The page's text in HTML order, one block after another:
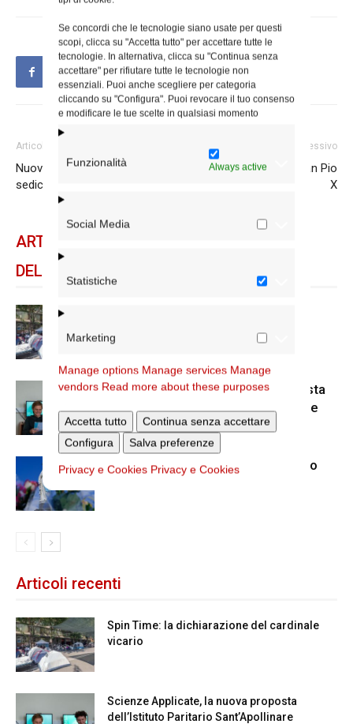
Se concordi che le tecnologie siano usate per questi
scopi, clicca su "Accetta tutto" per accettare tutte le
tecnologie. In alternativa, clicca su "Continua senza
accettare" per rifiutare tutte le tecnologie non
essenziali. Puoi anche scegliere per categoria
cliccando su "Configura". Puoi revocare il tuo consenso
e modificare le tue scelte in qualsiasi momento
Funzionalità Always active
Social Media
Statistiche
Marketing
Manage options Manage services Manage
vendors Read more about these purposes
Accetta tutto
Continua senza accettare
Configura
Salva preferenze
Privacy e Cookies Privacy e Cookies
Articolo precedente
Nuovi vicari parrocchiali in
sedici comunità
Articolo successivo
Cineforum all’aperto a San Pio
X
ARTICOLI CORRELATI
DELLO STESSO AUTORE
cardinale vicario
Scienze Applicate, la nuova proposta
dell’Istituto Paritario Sant’Apollinare
Dal 28 al 31 agosto il pellegrinaggio
Articoli recenti
Spin Time: la dichiarazione del cardinale
vicario
Scienze Applicate, la nuova proposta
dell’Istituto Paritario Sant’Apollinare